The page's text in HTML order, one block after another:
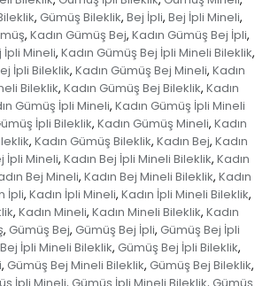
, Gümüş Bileklik, Bej İpli, Bej İpli Mineli,
, Kadın Gümüş Bej, Kadın Gümüş Bej İpli,
İpli Mineli, Kadın Gümüş Bej İpli Mineli Bileklik,
İpli Bileklik, Kadın Gümüş Bej Mineli, Kadın
Bileklik, Kadın Gümüş Bej Bileklik, Kadın
Gümüş İpli Mineli, Kadın Gümüş İpli Mineli
İpli Bileklik, Kadın Gümüş Mineli, Kadın
, Kadın Gümüş Bileklik, Kadın Bej, Kadın
İpli Mineli, Kadın Bej İpli Mineli Bileklik, Kadın
Bej Mineli, Kadın Bej Mineli Bileklik, Kadın
İpli, Kadın İpli Mineli, Kadın İpli Mineli Bileklik,
, Kadın Mineli, Kadın Mineli Bileklik, Kadın
, Gümüş Bej, Gümüş Bej İpli, Gümüş Bej İpli
İpli Mineli Bileklik, Gümüş Bej İpli Bileklik,
, Gümüş Bej Mineli Bileklik, Gümüş Bej Bileklik,
, ,